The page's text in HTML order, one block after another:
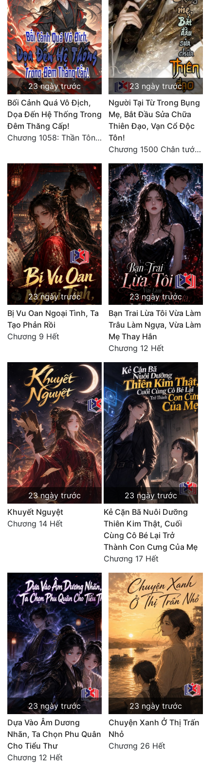
23 ngày trước
Bối Cảnh Quá Vô Địch,
Dọa Đến Hệ Thống Trong
Đêm Thăng Cấp!
Chương 1058: Thần Tôn vây giết, một kiếm bêu đầu, liều mạng một lần!
23 ngày trước
Người Tại Từ Trong Bụng
Mẹ, Bắt Đầu Sửa Chữa
Thiên Đạo, Vạn Cổ Độc
Tôn!
Chương 1500 Chân tướng thế giới! Tam thế hợp nhất! (kết thúc) (5)
23 ngày trước
Bị Vu Oan Ngoại Tình, Ta
Tạo Phản Rồi
Chương 9 Hết
23 ngày trước
Bạn Trai Lừa Tôi Vừa Làm
Trâu Làm Ngựa, Vừa Làm
Mẹ Thay Hắn
Chương 12 Hết
23 ngày trước
Khuyết Nguyệt
Chương 14 Hết
23 ngày trước
Kẻ Cặn Bã Nuôi Dưỡng
Thiên Kim Thật, Cuối
Cùng Cô Bé Lại Trở
Thành Con Cưng Của Mẹ
Chương 17 Hết
23 ngày trước
Dựa Vào Âm Dương
Nhãn, Ta Chọn Phu Quân
Cho Tiểu Thư
Chương 12 Hết
23 ngày trước
Chuyện Xanh Ở Thị Trấn
Nhỏ
Chương 26 Hết